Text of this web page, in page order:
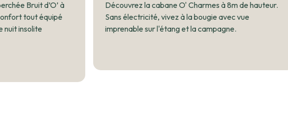
Bruit d’O’ à
tout équipé
nuit insolite
Découvrez la cabane O' Charmes à 8m de hauteur.
Sans électricité, vivez à la bougie avec vue
imprenable sur l'étang et la campagne.